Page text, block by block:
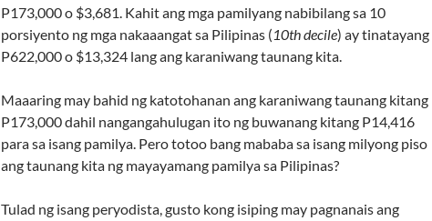
P173,000 o $3,681. Kahit ang mga pamilyang nabibilang sa 10
porsiyento ng mga nakaaangat sa Pilipinas (10th decile) ay tinatayang
P622,000 o $13,324 lang ang karaniwang taunang kita.
Maaaring may bahid ng katotohanan ang karaniwang taunang kitang
P173,000 dahil nangangahulugan ito ng buwanang kitang P14,416
para sa isang pamilya. Pero totoo bang mababa sa isang milyong piso
ang taunang kita ng mayayamang pamilya sa Pilipinas?
Tulad ng isang peryodista, gusto kong isiping may pagnanais ang